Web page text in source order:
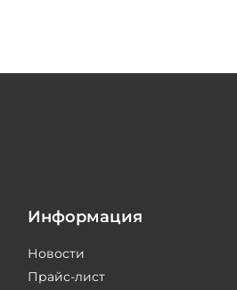
Информация
Новости
Прайс-лист